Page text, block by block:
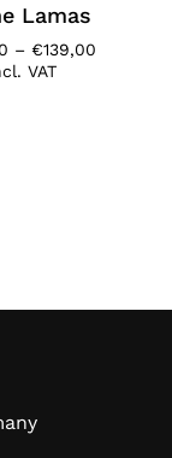
Lamas
– €139,00Price
VAT